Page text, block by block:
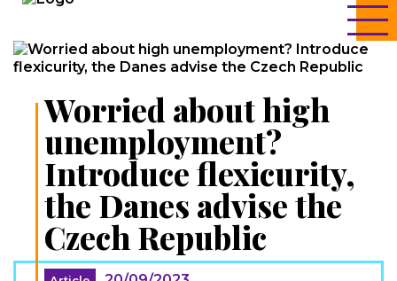
Worried about high
unemployment?
Introduce flexicurity,
the Danes advise the
Czech Republic